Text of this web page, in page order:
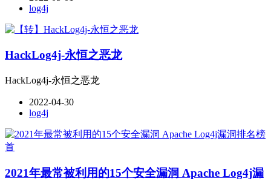
log4j
HackLog4j-永恒之恶龙
HackLog4j-永恒之恶龙
2022-04-30
log4j
2021年最常被利用的15个安全漏洞 Apache Log4j漏